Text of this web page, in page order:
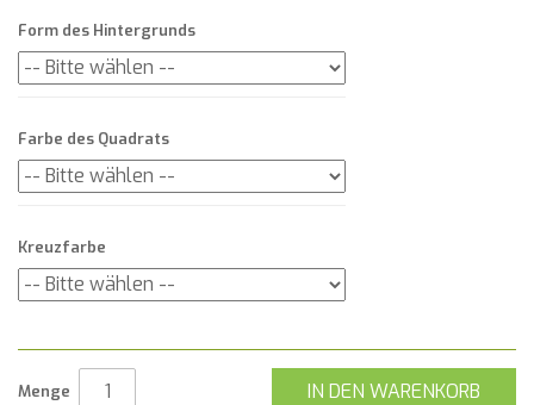
Form des Hintergrunds
Farbe des Quadrats
Kreuzfarbe
Menge IN DEN WARENKORB